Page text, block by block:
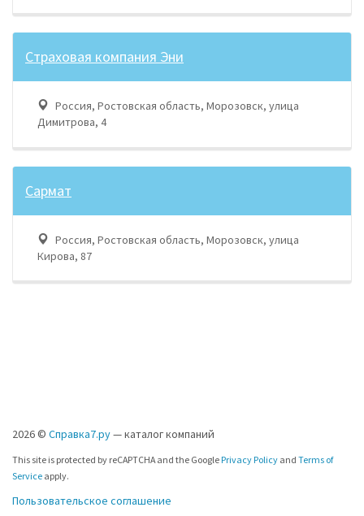
Страховая компания Эни
Россия, Ростовская область, Морозовск, улица
Димитрова, 4
Сармат
Россия, Ростовская область, Морозовск, улица
Кирова, 87
2026 © Справка7.ру— каталог компаний
This site is protected by reCAPTCHA and the Google Privacy Policy and Terms of
Service apply.
Пользовательское соглашение